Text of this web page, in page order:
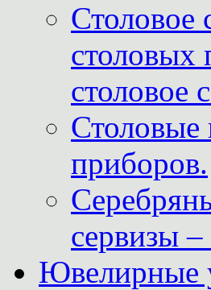
Столовое
столовых
столовое
Столовые
приборов.
сервизы
Ювелирные